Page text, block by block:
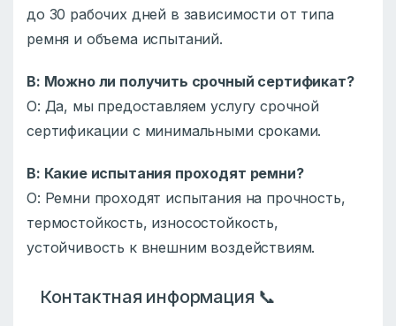
до 30 рабочих дней в зависимости от типа
ремня и объема испытаний.
В: Можно ли получить срочный сертификат?
О: Да, мы предоставляем услугу срочной
сертификации с минимальными сроками.
В: Какие испытания проходят ремни?
О: Ремни проходят испытания на прочность,
термостойкость, износостойкость,
устойчивость к внешним воздействиям.
Контактная информация 📞